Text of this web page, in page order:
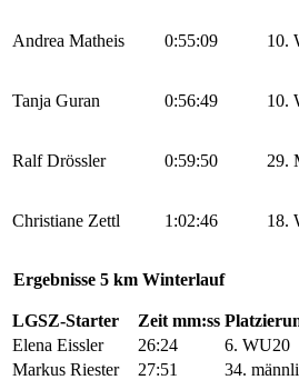
Andrea Matheis 0:55:09 10.
Tanja Guran 0:56:49 10.
Ralf Drössler 0:59:50 29.
Christiane Zettl 1:02:46 18.
Ergebnisse 5 km Winterlauf
LGSZ-Starter Zeit mm:ss
Elena Eissler
26:24
6. WU20
Markus Riester
27:51
34.